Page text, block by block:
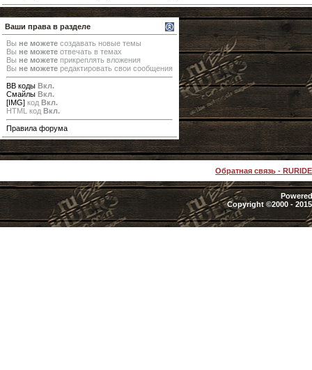
Ваши права в разделе
Вы не можете создавать новые темы
Вы не можете отвечать в темах
Вы не можете прикреплять вложения
Вы не можете редактировать свои сообщения
BB коды Вкл.
Смайлы Вкл.
[IMG] код Вкл.
HTML код Вкл.
Правила форума
Обратная связь -
Copyright ©2000 -